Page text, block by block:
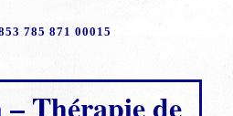
785 871 00015